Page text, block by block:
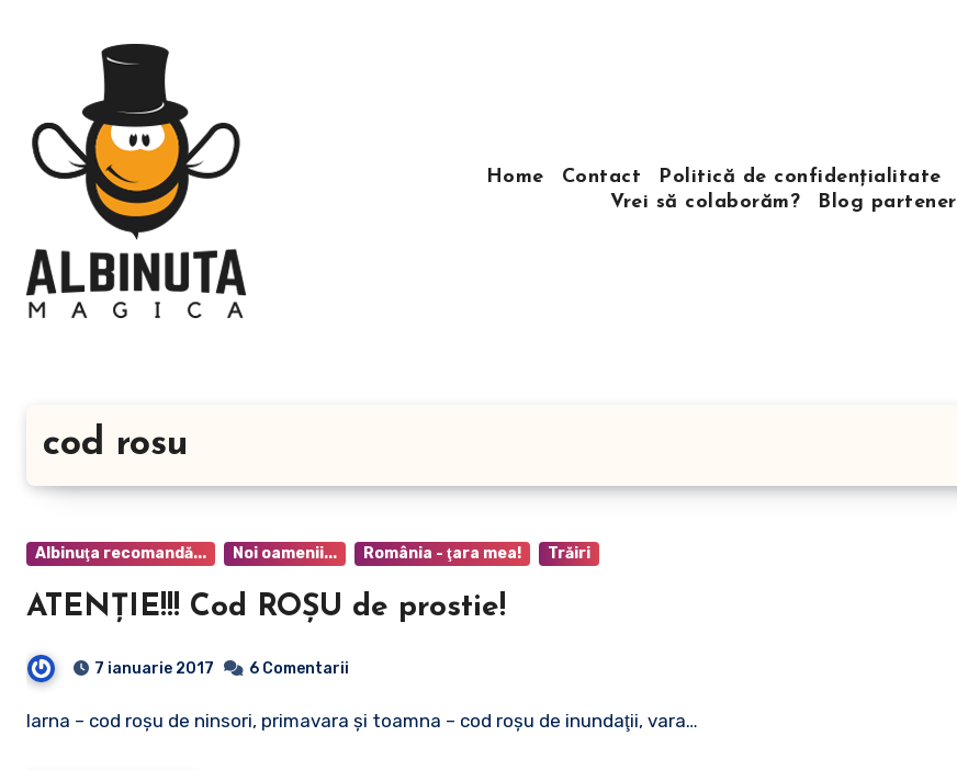
Home Contact Politică de confidențialitate
Vrei să colaborăm?
Blog partener
cod rosu
Albinuţa recomandă... Noi oamenii... România - ţara mea! Trăiri
ATENŢIE!!! Cod ROŞU de prostie!
7 ianuarie 2017 6 Comentarii
Iarna – cod roşu de ninsori, primavara şi toamna – cod roşu de inundaţii, vara…